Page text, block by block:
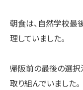
朝食は、自然学校最
理していました。
帰阪前の最後の選択
取り組んでいました。